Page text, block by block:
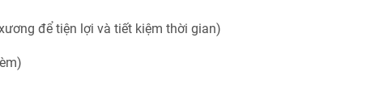
để tiện lợi và tiết kiệm thời gian)